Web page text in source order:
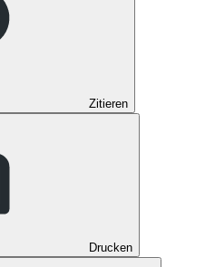
Zitieren
Drucken